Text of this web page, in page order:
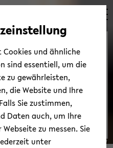
© Uni­ver­si­tät Bie­le­feld / Pa­trick Poll­mei­er
Cookies und ähnliche
sind essentiell, um die
zu gewährleisten,
die Website und Ihre
Sie zustimmen,
Daten auch, um Ihre
zu messen. Sie
unter